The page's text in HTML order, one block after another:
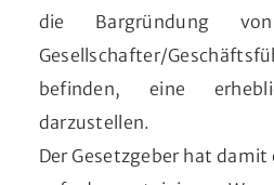
die Bargründung
Gesellschafter/
befinden, eine
darzustellen.
Der Gesetzgeber hat